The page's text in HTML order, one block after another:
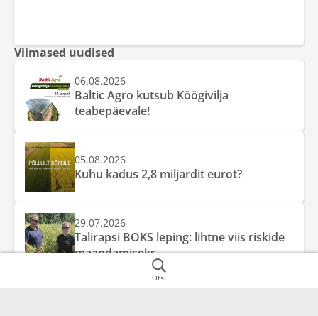
Otsi
Viimased uudised
06.08.2026
Baltic Agro kutsub Köögivilja
teabepäevale!
05.08.2026
Kuhu kadus 2,8 miljardit eurot?
29.07.2026
Talirapsi BOKS leping: lihtne viis riskide
maandamiseks